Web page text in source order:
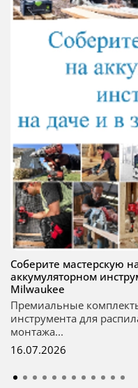
Соберите мастерскую
аккумуляторном
Milwaukee
Премиальные
инструмента для
монтажа...
16.07.2026